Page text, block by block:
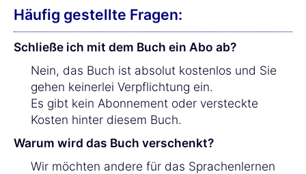
Häufig gestellte Fragen:
Schließe ich mit dem Buch ein Abo ab?
Nein, das Buch ist absolut kostenlos und Sie
gehen keinerlei Verpflichtung ein.
Es gibt kein Abonnement oder versteckte
Kosten hinter diesem Buch.
Warum wird das Buch verschenkt?
Wir möchten andere für das Sprachenlernen